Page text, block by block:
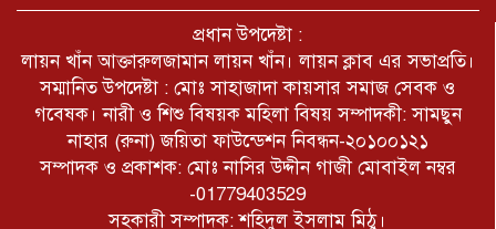
শাখা’র আহ্বায়ক কমিটি অনুমোদিত
আহবায়ক – আহসানুল হক লন্ডন, সদস্য
সচিব- রেজোয়ান রাজা।
বাংলাদেশের সরকাকা মানবিক মানবতার
জন্য ছোট বাচ্চা দের সঙ্গে সরাসরি
লাইভে শিক্ষা মূলক কথা বলেন
জুলাই গণহত্যা: ফেরদৌস-রিয়াজ-মাহি-
শাওনসহ ২৮ তারকার নামে ট্রাইব্যুনালে
প্রধান উপদেষ্টা :
লায়ন খাঁন আক্তারুলজামান লায়ন খাঁন। লায়ন ক্লাব এর সভাপ্রতি।
সম্মানিত উপদেষ্টা : মোঃ সাহাজাদা কায়সার সমাজ সেবক ও
গবেষক। নারী ও শিশু বিষয়ক মহিলা বিষয় সম্পাদকী: সামছুন
নাহার (রুনা) জয়িতা ফাউন্ডেশন নিবন্ধন-২০১০০১২১
সম্পাদক ও প্রকাশক: মোঃ নাসির উদ্দীন গাজী মোবাইল নম্বর
-01779403529
সহকারী সম্পাদক: শহিদুল ইসলাম মিঠু।